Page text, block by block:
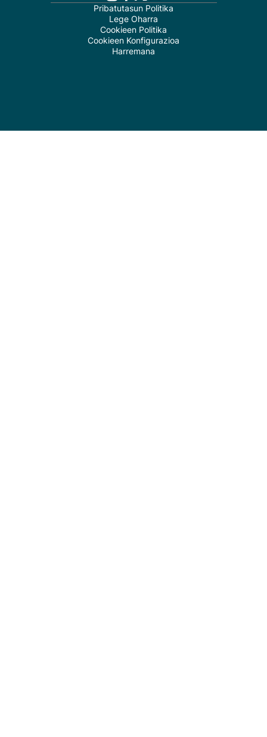
Pribatutasun Politika
Lege Oharra
Cookieen Politika
Cookieen Konfigurazioa
Harremana